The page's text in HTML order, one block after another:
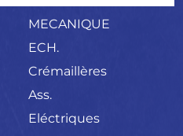
MECANIQUE
ECH.
Crémaillères
Ass.
Eléctriques